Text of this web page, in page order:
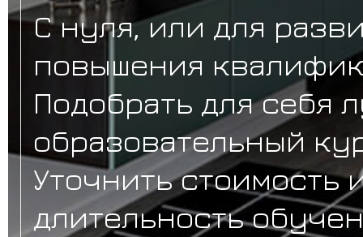
С нуля, или для
повышения
Подобрать для себя
образовательный
Уточнить стоимость
длительность